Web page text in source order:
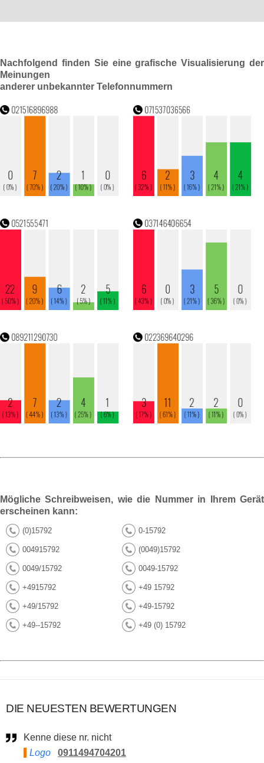
Nachfolgend finden Sie eine grafische Visualisierung der
Meinungen
anderer unbekannter Telefonnummern
Mögliche Schreibweisen, wie die Nummer in Ihrem Gerät
erscheinen kann:
(0)15792 0-15792
004915792 (0049)15792
0049/15792 0049-15792
+4915792 +49 15792
+49/15792 +49-15792
+49--15792 +49 (0) 15792
DIE NEUESTEN BEWERTUNGEN
Kenne diese nr. nicht
Logo
0911494704201